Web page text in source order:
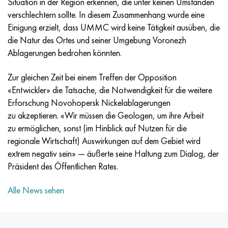
verschlechtern sollte. In diesem Zusammenhang wurde eine
Einigung erzielt, dass UMMC wird keine Tätigkeit ausüben, die
die Natur des Ortes und seiner Umgebung Voronezh
Ablagerungen bedrohen könnten.
Zur gleichen Zeit bei einem Treffen der Opposition
«Entwickler» die Tatsache, die Notwendigkeit für die weitere
Erforschung Novohopersk Nickelablagerungen
zu akzeptieren. «Wir müssen die Geologen, um ihre Arbeit
zu ermöglichen, sonst (im Hinblick auf Nutzen für die
regionale Wirtschaft) Auswirkungen auf dem Gebiet wird
extrem negativ sein» — äußerte seine Haltung zum Dialog, der
Präsident des Öffentlichen Rates.
Alle News sehen
Incotherm
Incotest
Jethete M152
Kobalt 6B
Martensitaushärtung 250
Renee 41
Martensitaushärtung 300
47ND
47NHR
49KF
49K2F/49K2FA-VI
50H
50NP
50NHS
HN62VMYUT
HN62MVKYU
HN63MB
HN65VM
HN65VMTYU
HN67MVTYU
HN68VKTYU
VT-35
PT-1M
PT-3V
PT-7M
2V
SPT-2 Schweißdraht
AT3
1.4466 - aisi 310MoLn
Legierung Al6xn
15-7Ph® - 1.4532
PH 13-8 Mo - 1.4534
1.4542 - 17-4Ph®.
Custom 455® - 1.4543 - uns s45500
1.4545 - 15-5Ph®
10H17N13М3Т
10H18N18YU4D
11H11N2V2МF
12H18N9Т
13H11N2V2МF
15H11MF
15H12VNMF
2.0872, CuNi10Fe1Mn, Cw352h
Silicium-Aluminium-Bronze
CW301G, C64200
Siliciumbronze
C65500, CuAl11Fe3
C65620, CuSi3Fe2Zn3
C65100, CuSi1,5
Rotmessing
C84400, CuSn2ZnPb
C83600, CuSn5ZnPb
45G2, 45g2, aisi 1144
Baustahl legiert
10g2, 10g2, aisi 1513
12X2H4A,15NiCr13, 1.5752
АS14, 11SMnPb30
20G, 20mn5
20HN3А, aisi 4320, 20hn3a
R6M5, 1.3343, hs6-5-2, sw7m
R6M5K5, 1.3243, hs6-5-2-5
R6М5F3, 1.3344, hs6-5-3
R9М4К8,1.3207
R12F3, 1.3318, sw12
R18, 1.3355, hs18-0-1, sw18
Kohlenstoffstahl